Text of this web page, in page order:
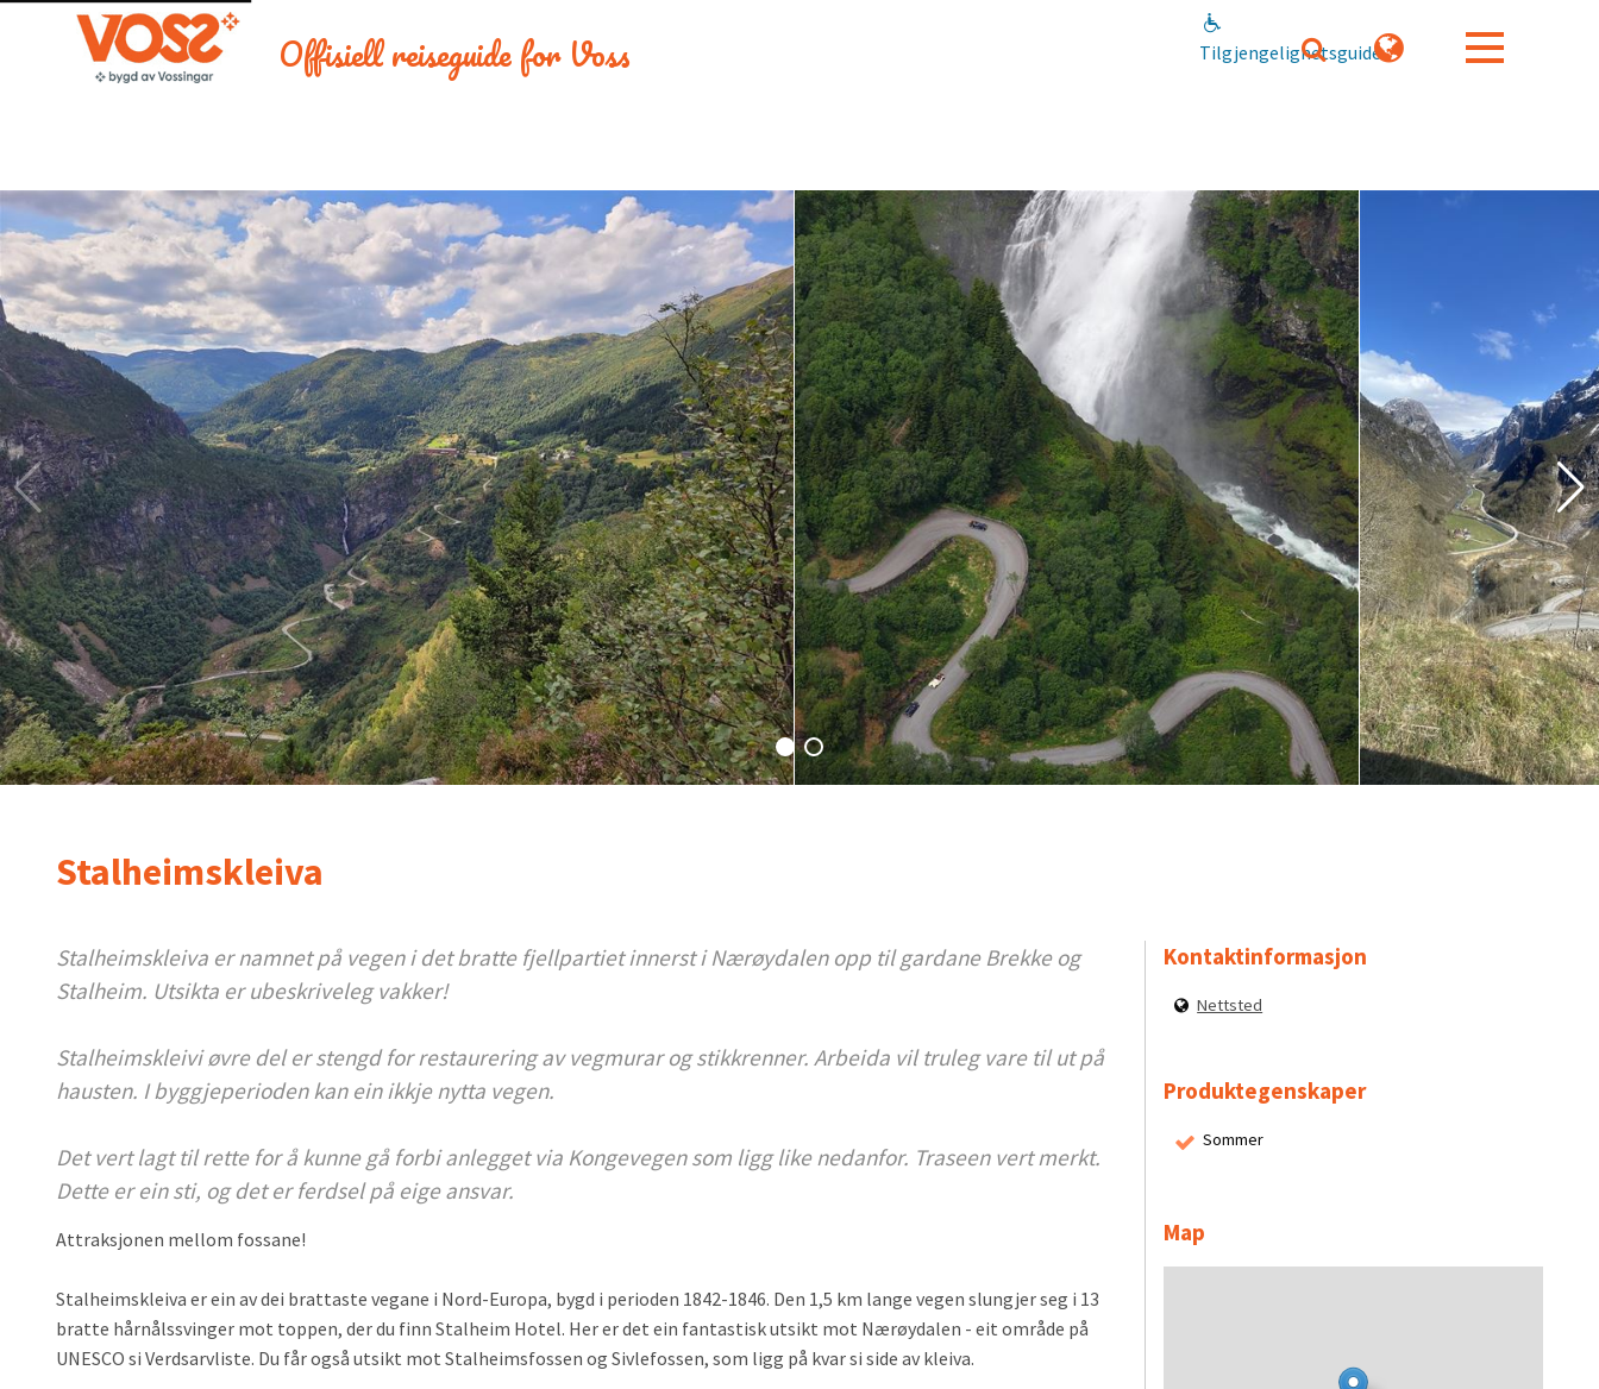
Offisiell reiseguide for Voss Tilgjengelighetsguide
Svein
Ulvund
Stalheimskleiva
Stalheimskleiva er namnet på vegen i det bratte fjellpartiet innerst i Nærøydalen opp til gardane Brekke og
Stalheim. Utsikta er ubeskriveleg vakker!
Stalheimskleivi øvre del er stengd for restaurering av vegmurar og stikkrenner. Arbeida vil truleg vare til ut på
hausten. I byggjeperioden kan ein ikkje nytta vegen.
Det vert lagt til rette for å kunne gå forbi anlegget via Kongevegen som ligg like nedanfor. Traseen vert merkt.
Dette er ein sti, og det er ferdsel på eige ansvar.
Attraksjonen mellom fossane!
Stalheimskleiva er ein av dei brattaste vegane i Nord-Europa, bygd i perioden 1842-1846. Den 1,5 km lange vegen slungjer seg i 13
bratte hårnålssvinger mot toppen, der du finn Stalheim Hotel. Her er det ein fantastisk utsikt mot Nærøydalen - eit område på
UNESCO si Verdsarvliste. Du får også utsikt mot Stalheimsfossen og Sivlefossen, som ligg på kvar si side av kleiva.
Kontaktinformasjon
Nettsted
Produktegenskaper
Sommer
Map